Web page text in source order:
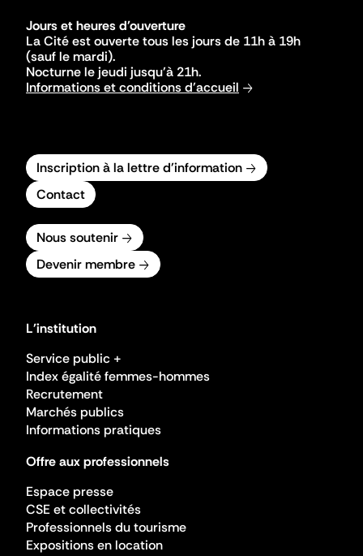
Jours et heures d'ouverture
La Cité est ouverte tous les jours de 11h à 19h
(sauf le mardi).
Nocturne le jeudi jusqu'à 21h.
Informations et conditions d'accueil
Inscription à la lettre d'information
Contact
Nous soutenir
Devenir membre
L'institution
Service public +
Index égalité femmes-hommes
Recrutement
Marchés publics
Informations pratiques
Offre aux professionnels
Espace presse
CSE et collectivités
Professionnels du tourisme
Expositions en location